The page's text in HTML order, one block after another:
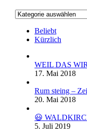
Kategorien
Beliebt
Kürzlich
WEIL DAS
17. Mai 2018
Rum steing –
20. Mai 2018
😃
5. Juli 2019